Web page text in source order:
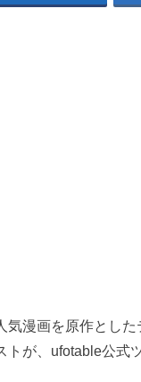
気漫画を原作とし
が、ufotable公式